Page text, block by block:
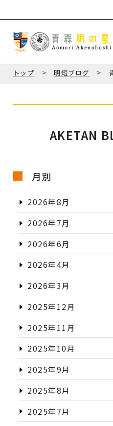
トップ 明短ブログ
AKETAN
月別
2026年8月
2026年7月
2026年6月
2026年4月
2026年3月
2025年12月
2025年11月
2025年10月
2025年9月
2025年8月
2025年7月